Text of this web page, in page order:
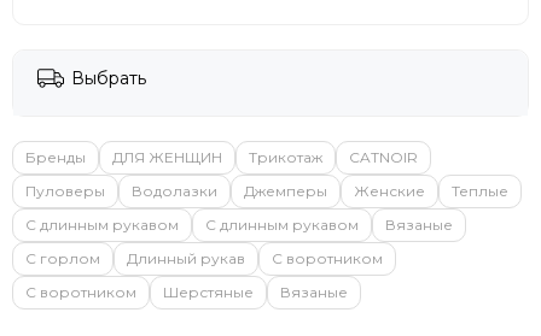
Выбрать
Бренды ДЛЯ ЖЕНЩИН Трикотаж
CATNOIR
Пуловеры
Водолазки Джемперы Женские
Теплые
С длинным рукавом
С длинным рукавом
Вязаные
С горлом
Длинный рукав
С воротником
С воротником
Шерстяные Вязаные